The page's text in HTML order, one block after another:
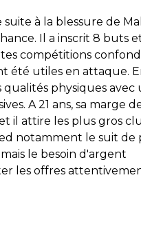
à la blessure de
Il a inscrit 8 buts
compétitions
été utiles en attaque.
physiques avec
A 21 ans, sa marge
il attire les plus gros
notamment le suit de
le besoin d'argent
les offres